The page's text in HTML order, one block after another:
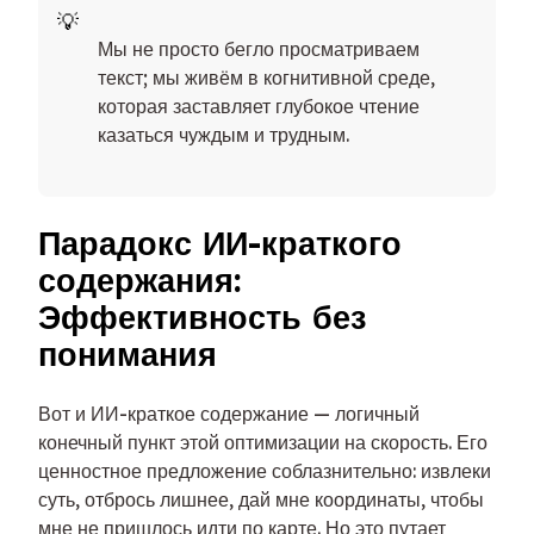
Мы не просто бегло просматриваем
текст; мы живём в когнитивной среде,
которая заставляет глубокое чтение
казаться чуждым и трудным.
Парадокс ИИ-краткого
содержания:
Эффективность без
понимания
Вот и ИИ-краткое содержание — логичный
конечный пункт этой оптимизации на скорость. Его
ценностное предложение соблазнительно: извлеки
суть, отбрось лишнее, дай мне координаты, чтобы
мне не пришлось идти по карте. Но это путает